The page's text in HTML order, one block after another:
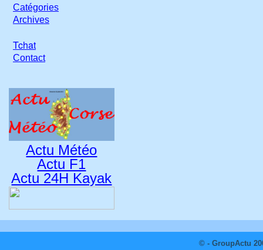
Catégories
Archives
Tchat
Contact
Actu Météo
Actu F1
Actu 24H Kayak
© - GroupActu